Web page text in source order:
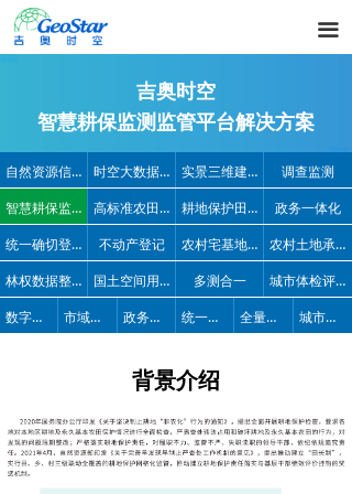
끀
吉奥时空
智慧耕保监测监管平台解决方案
自然资源信息化 时空大数据平台 实景三维建设
调查监测
智慧耕保监测监管
高标准农田建设 耕地保护田长制
政务一体化
统一确切登记
不动产登记 农村宅基地管理 农村土地承包经营权
数字政府 市域社会治理 政务便民服务热线 统一地址 全量信息视图 城市数字公共基础设施
林权数据整合建库 国土空间用途管制 多测合一 城市体检评估
背景介绍